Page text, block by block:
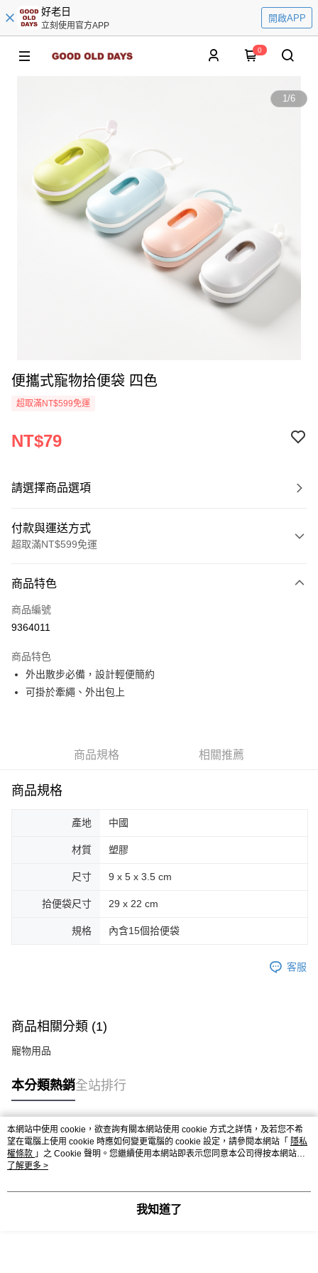
好老日
立刻使用官方APP
開啟APP
0
1/6
便攜式寵物拾便袋 四色
超取滿NT$599免運
NT$79
請選擇商品選項
付款與運送方式
超取滿NT$599免運
信用卡一次付款
超商取貨付款
Apple Pay
街口支付
相關說明
AFTEE先享後付是「在收到商品之後才付款」的支付方式。 讓您購物簡單
１．簡單：不需註冊會員、不需綁卡、不需儲值。
３．安心：先確認商品／服務後，再付款。
【「AFTEE先享後付」結帳流程】
１．於結帳方式選擇「AFTEE先享後付」後，將跳轉至「AFTEE先享後付」
結帳頁面，進行簡訊認證並確認金額後，即可完成結帳。
２．訂單成立數日內，您將收到繳費通知簡訊。
※ 請注意：結帳手續完成當下不需立刻繳費，但若您需要取消訂單，請聯絡
是否繳費成功／繳費後需取消欲退款等相關疑問，請聯繫「AFTEE先享後付
１．透過由恩沛科技股份有限公司提供之「AFTEE先享後付」服務完成之交
易，需依本服務之必要範圍內提供個人資料，並將交易相關給付款項請求債
權轉讓予恩沛科技股份有限公司。
２．關於個人資料處理事宜，請瀏覽以下網址：
https://aftee.tw/terms/#terms3
３．未成年的使用者請事先徵得法定代理人或監護人之同意方可使用
「AFTEE先享後付」，若未經同意申辦者引起之損失，本公司不負相關責
任。
時審查核予不同之上限額度；若仍有額度不足之情形，本公司將視審查結果
每筆NT$70，滿NT$599(含以上)免運費
付款後全家取貨
每筆NT$70，滿NT$599(含以上)免運費
每筆NT$70，滿NT$599(含以上)免運費
每筆NT$70，滿NT$599(含以上)免運費
宅配-台灣本島
每筆NT$100，滿NT$599(含以上)免運費
商品特色
商品編號
9364011
商品特色
外出散步必備，設計輕便簡約
可掛於牽繩、外出包上
商品規格 相關推薦
商品規格
產地 中國
材質 塑膠
尺寸 9 x 5 x 3.5 cm
拾便袋尺寸 29 x 22 cm
規格 內含15個拾便袋
客服
商品相關分類 (1)
寵物用品
本分類熱銷全站排行
熱門標籤
本網站中使用 cookie，欲查詢有關本網站使用 cookie 方式之詳情，及若您不希
望在電腦上使用 cookie 時應如何變更電腦的 cookie 設定，請參閱本網站「 隱私
權條款 」之 Cookie 聲明。您繼續使用本網站即表示您同意本公司得按本網站使
用條款之 Cookie 聲明使用 cookie。
了解更多 >
我知道了